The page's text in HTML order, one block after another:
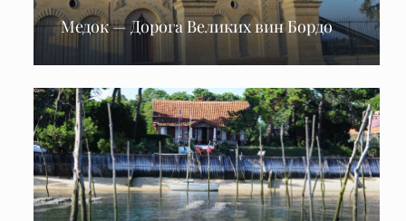
Медок — Дорога Великих вин Бордо